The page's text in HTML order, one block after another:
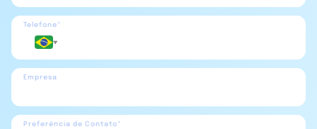
Telefone*
Empresa
Preferência de Contato*